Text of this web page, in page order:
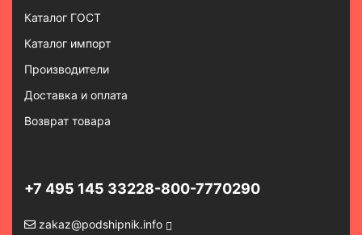
Каталог ГОСТ
Каталог импорт
Производители
Доставка и оплата
Возврат товара
+7 495 145 33228-800-7770290
zakaz@podshipnik.info